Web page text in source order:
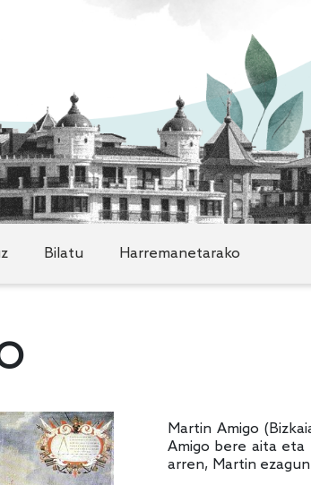
Bilatu Harremanetarako
Martin Amigo
Amigo bere aita eta
arren, Martin